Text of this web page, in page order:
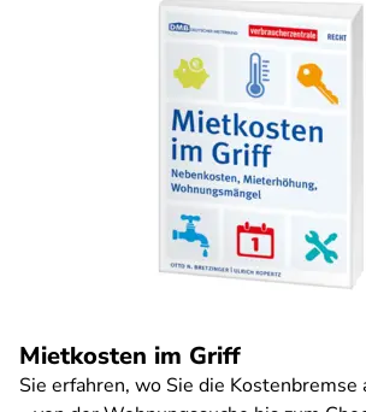
Mietkosten im Griff
Sie erfahren, wo Sie die Kostenbremse